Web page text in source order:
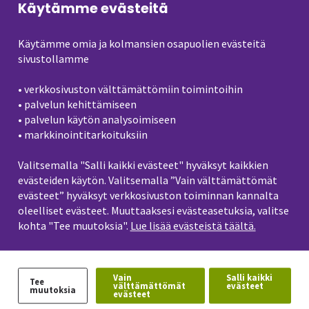
kohdentaminen
Sivuillamme on linkkejä kolmansien osapuolten
palveluihin sekä yhteisöliitännäisiä, kuten Facebook,
sisältö tulee suoraan kolmansien osapuolten palveluista
ja nämä kolmannet osapuolet voivat kerätä tietoa
kävijän vierailusta kulloinkin voimassa olevien
Käytämme kolmansien osapuolten evästeitä myös
markkinoinnin kohdentamiseen sekä lähettämiemme
sähköpostien ja uutiskirjeiden seuraamiseen, koska
syystä voimme käyttää evästeitä tai muita
seurantatekniikoita myös sähköposteissa. Se tarkoittaa,
Käytämme evästeitä
Käytämme omia ja kolmansien osapuolien evästeitä
sivustollamme
• verkkosivuston välttämättömiin toimintoihin
• palvelun kehittämiseen
• palvelun käytön analysoimiseen
• markkinointitarkoituksiin
Valitsemalla "Salli kaikki evästeet" hyväksyt kaikkien
evästeiden käytön. Valitsemalla ”Vain välttämättömät
evästeet” hyväksyt verkkosivuston toiminnan kannalta
oleelliset evästeet. Muuttaaksesi evästeasetuksia, valitse
kohta "Tee muutoksia". Lue lisää evästeistä täältä.
Tee
muutoksia
Vain
välttämättömät
evästeet
Salli kaikki
evästeet